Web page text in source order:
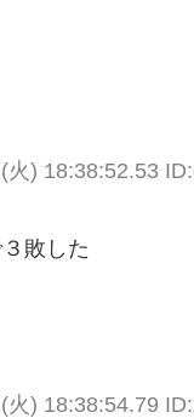
火) 18:38:52.53
敗した
火) 18:38:54.79